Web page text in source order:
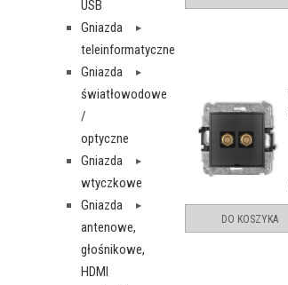
USB
Gniazda
teleinformatyczne
Gniazda
światłowodowe
/
optyczne
Gniazda
wtyczkowe
Gniazda
antenowe,
głośnikowe,
HDMI
DO KOSZYKA